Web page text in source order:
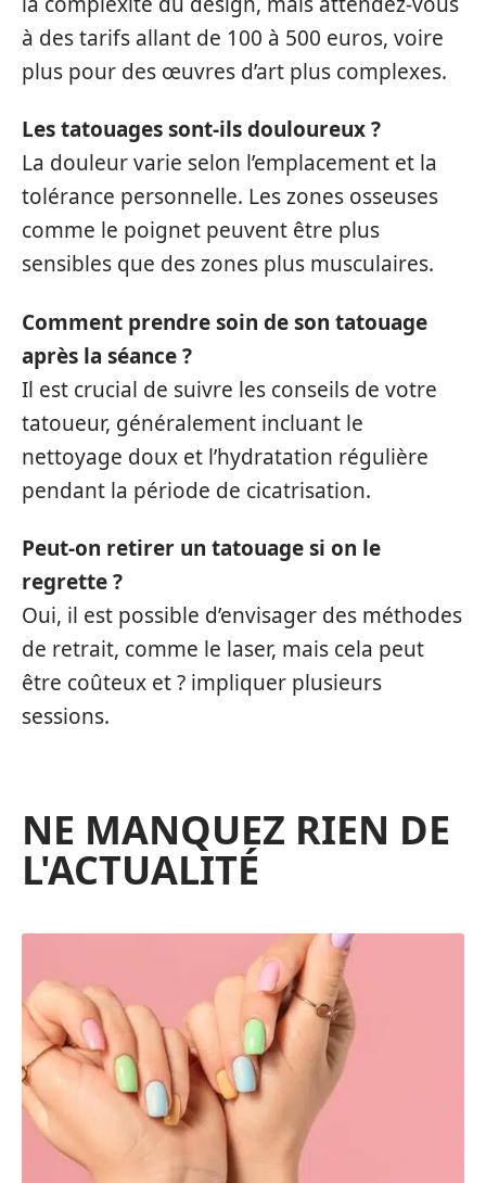
à des tarifs allant de 100 à 500 euros, voire
plus pour des œuvres d’art plus complexes.
Les tatouages sont-ils douloureux ?
La douleur varie selon l’emplacement et la
tolérance personnelle. Les zones osseuses
comme le poignet peuvent être plus
sensibles que des zones plus musculaires.
Comment prendre soin de son tatouage
après la séance ?
Il est crucial de suivre les conseils de votre
tatoueur, généralement incluant le
nettoyage doux et l’hydratation régulière
pendant la période de cicatrisation.
Peut-on retirer un tatouage si on le
regrette ?
Oui, il est possible d’envisager des méthodes
de retrait, comme le laser, mais cela peut
être coûteux et ? impliquer plusieurs
sessions.
NE MANQUEZ RIEN DE
L'ACTUALITÉ